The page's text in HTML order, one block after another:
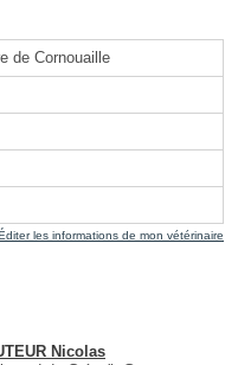
de Cornouaille
Éditer les informations de mon vétérinaire
Nicolas